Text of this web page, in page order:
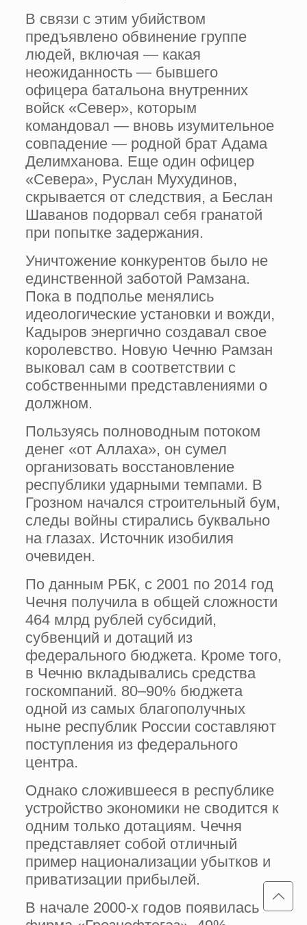
В связи с этим убийством
предъявлено обвинение группе
людей, включая — какая
неожиданность — бывшего
офицера батальона внутренних
войск «Север», которым
командовал — вновь изумительное
совпадение — родной брат Адама
Делимханова. Еще один офицер
«Севера», Руслан Мухудинов,
скрывается от следствия, а Беслан
Шаванов подорвал себя гранатой
при попытке задержания.
Уничтожение конкурентов было не
единственной заботой Рамзана.
Пока в подполье менялись
идеологические установки и вожди,
Кадыров энергично создавал свое
королевство. Новую Чечню Рамзан
выковал сам в соответствии с
собственными представлениями о
должном.
Пользуясь полноводным потоком
денег «от Аллаха», он сумел
организовать восстановление
республики ударными темпами. В
Грозном начался строительный бум,
следы войны стирались буквально
на глазах. Источник изобилия
очевиден.
По данным РБК, с 2001 по 2014 год
Чечня получила в общей сложности
464 млрд рублей субсидий,
субвенций и дотаций из
федерального бюджета. Кроме того,
в Чечню вкладывались средства
госкомпаний. 80–90% бюджета
одной из самых благополучных
ныне республик России составляют
поступления из федерального
центра.
Однако сложившееся в республике
устройство экономики не сводится к
одним только дотациям. Чечня
представляет собой отличный
пример национализации убытков и
приватизации прибылей.
В начале 2000-х годов появилась